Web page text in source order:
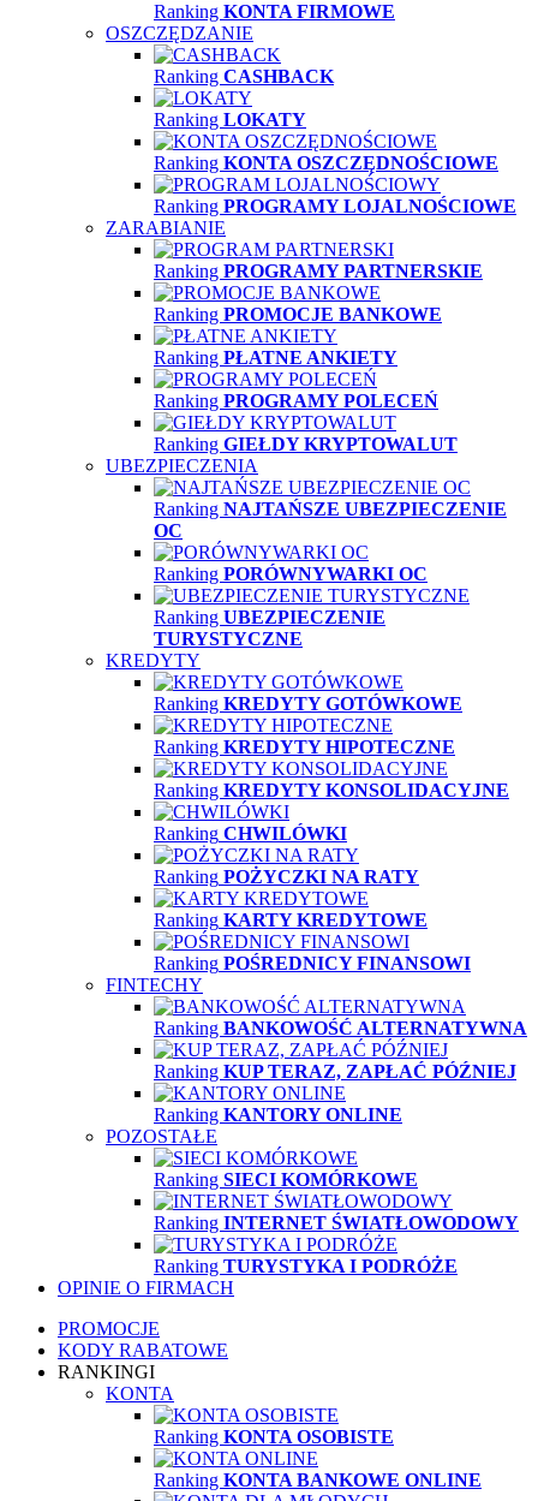
Ranking KONTA FIRMOWE
OSZCZĘDZANIE
Ranking CASHBACK
Ranking LOKATY
Ranking KONTA OSZCZĘDNOŚCIOWE
Ranking PROGRAMY LOJALNOŚCIOWE
ZARABIANIE
Ranking PROGRAMY PARTNERSKIE
Ranking PROMOCJE BANKOWE
Ranking PŁATNE ANKIETY
Ranking PROGRAMY POLECEŃ
Ranking GIEŁDY KRYPTOWALUT
UBEZPIECZENIA
Ranking NAJTAŃSZE UBEZPIECZENIE
OC
Ranking PORÓWNYWARKI OC
Ranking UBEZPIECZENIE
TURYSTYCZNE
KREDYTY
Ranking KREDYTY GOTÓWKOWE
Ranking KREDYTY HIPOTECZNE
Ranking KREDYTY KONSOLIDACYJNE
Ranking CHWILÓWKI
Ranking POŻYCZKI NA RATY
Ranking KARTY KREDYTOWE
Ranking POŚREDNICY FINANSOWI
FINTECHY
Ranking BANKOWOŚĆ ALTERNATYWNA
Ranking KUP TERAZ, ZAPŁAĆ PÓŹNIEJ
Ranking KANTORY ONLINE
POZOSTAŁE
Ranking SIECI KOMÓRKOWE
Ranking INTERNET ŚWIATŁOWODOWY
Ranking TURYSTYKA I PODRÓŻE
OPINIE O FIRMACH
PROMOCJE
KODY RABATOWE
RANKINGI
KONTA
Ranking KONTA OSOBISTE
Ranking KONTA BANKOWE ONLINE